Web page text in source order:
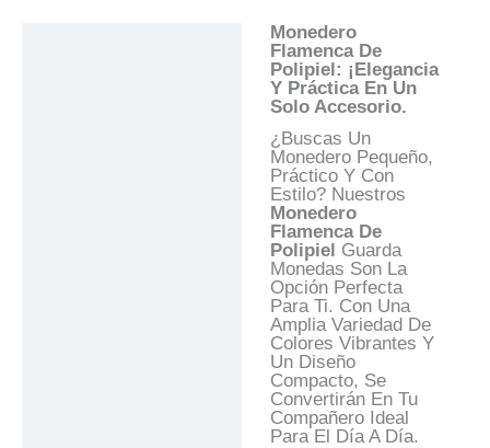
Monedero
Flamenca De
Polipiel: ¡Elegancia
Y Práctica En Un
Solo Accesorio.
¿Buscas Un
Monedero Pequeño,
Práctico Y Con
Estilo? Nuestros
Monedero
Flamenca De
Polipiel Guarda
Monedas Son La
Opción Perfecta
Para Ti. Con Una
Amplia Variedad De
Colores Vibrantes Y
Un Diseño
Compacto, Se
Convertirán En Tu
Compañero Ideal
Para El Día A Día.